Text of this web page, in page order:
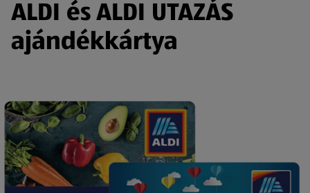
ALDI és ALDI UTAZÁS
ajándékkártya